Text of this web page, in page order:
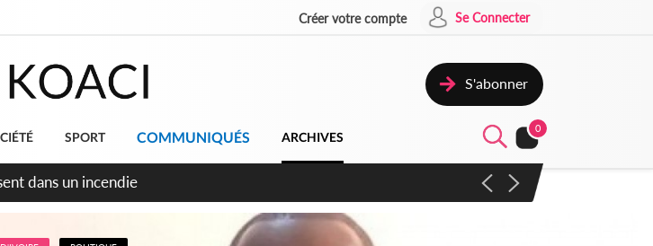
Créer votre compte Se Connecter
S'abonner
SPORT COMMUNIQUÉS ARCHIVES
0
nationale transformée en vaste campagne contre les produits